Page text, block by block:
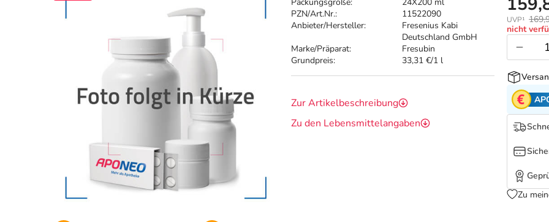
PZN/Art.Nr.:
11522090
Anbieter/Hersteller:
Fresenius Kabi
Deutschland GmbH
Marke/Präparat:
Fresubin
Grundpreis:
33,31 €/1 l
Zur Artikelbeschreibung
Zu den Lebensmittelangaben
UVP¹
nicht
Zu